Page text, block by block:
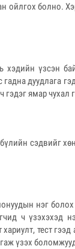
ойлгох болно.
хэдийн үзсэн
дуудлага
гэдэг ямар чухал
сэдвийг
нэг
ч үзэхэхэд
тест
үзэх